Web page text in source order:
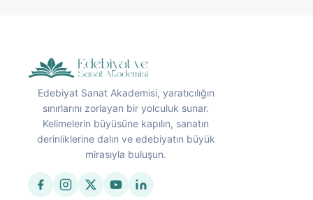
Edebiyat Sanat Akademisi, yaratıcılığın
sınırlarını zorlayan bir yolculuk sunar.
Kelimelerin büyüsüne kapılın, sanatın
derinliklerine dalın ve edebiyatın büyük
mirasıyla buluşun.